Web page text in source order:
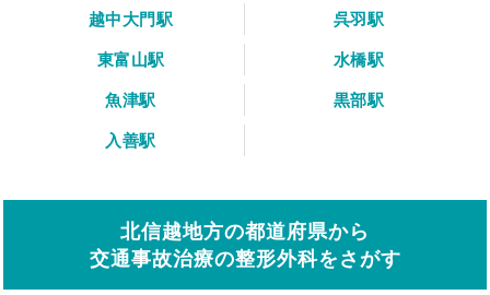
越中大門駅
呉羽駅
東富山駅
水橋駅
魚津駅
黒部駅
入善駅
北信越地方の都道府県から
交通事故治療の整形外科をさがす